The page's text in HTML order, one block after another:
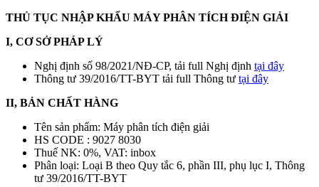
THỦ TỤC NHẬP KHẨU MÁY PHÂN TÍCH ĐIỆN GIẢI
I, CƠ SỞ PHÁP LÝ
Nghị định số 98/2021/NĐ-CP, tải full Nghị định tại đây
Thông tư 39/2016/TT-BYT tải full Thông tư tại đây
II, BẢN CHẤT HÀNG
Tên sản phẩm: Máy phân tích điện giải
HS CODE : 9027 8030
Thuế NK: 0%, VAT: inbox
Phân loại: Loại B theo Quy tắc 6, phần III, phụ lục I, Thông
tư 39/2016/TT-BYT